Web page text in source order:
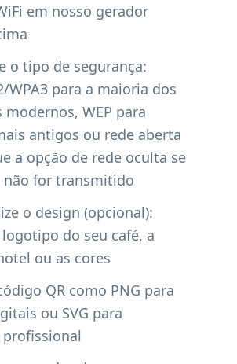
em nosso gerador
o tipo de segurança:
WPA3 para a maioria dos
WEP para
antigos ou rede aberta
a opção de rede oculta se
não for transmitido
o design (opcional):
do seu café, a
ou as cores
QR como PNG para
ou SVG para